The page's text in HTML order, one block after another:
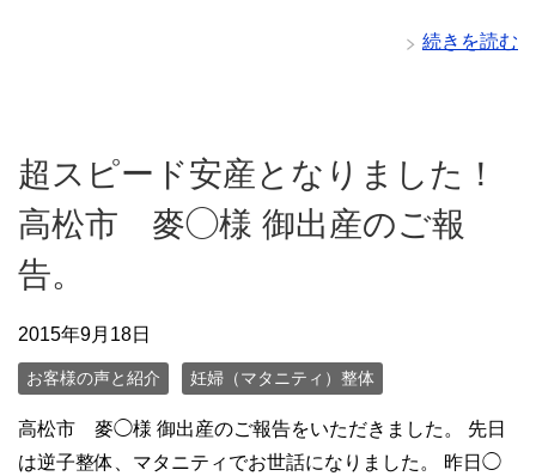
続きを読む
超スピード安産となりました！
高松市 麥◯様 御出産のご報
告。
2015年9月18日
お客様の声と紹介 妊婦（マタニティ）整体
高松市 麥◯様 御出産のご報告をいただきました。 先日
は逆子整体、マタニティでお世話になりました。 昨日◯